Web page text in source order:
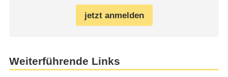
jetzt anmelden
Weiterführende Links